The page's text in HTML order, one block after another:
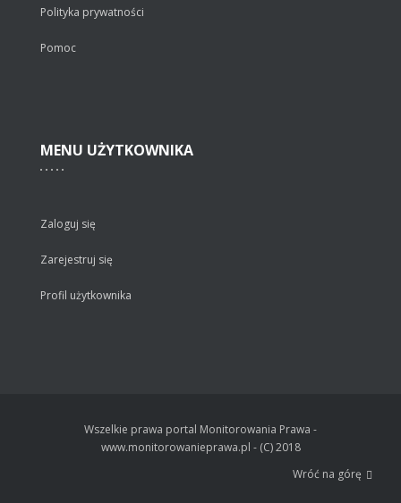
Polityka prywatności
Pomoc
MENU UŻYTKOWNIKA
Zaloguj się
Zarejestruj się
Profil użytkownika
Wszelkie prawa portal Monitorowania Prawa -
www.monitorowanieprawa.pl - (C) 2018
Wróć na górę